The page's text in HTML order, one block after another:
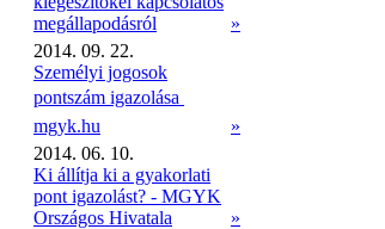
megállapodásról
»
2014. 09. 22.
Személyi jogosok
pontszám igazolása 
mgyk.hu
»
2014. 06. 10.
Ki állítja ki a gyakorlati
pont igazolást? - MGYK
Országos Hivatala
»